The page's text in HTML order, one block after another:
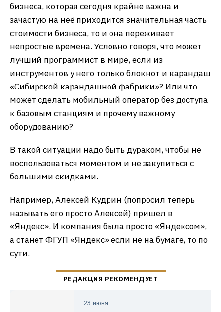
бизнеса, которая сегодня крайне важна и
зачастую на неё приходится значительная часть
стоимости бизнеса, то и она переживает
непростые времена. Условно говоря, что может
лучший программист в мире, если из
инструментов у него только блокнот и карандаш
«Сибирской карандашной фабрики»? Или что
может сделать мобильный оператор без доступа
к базовым станциям и прочему важному
оборудованию?
В такой ситуации надо быть дураком, чтобы не
воспользоваться моментом и не закупиться с
большими скидками.
Например, Алексей Кудрин (попросил теперь
называть его просто Алексей) пришел в
«Яндекс». И компания была просто «Яндексом»,
а станет ФГУП «Яндекс» если не на бумаге, то по
сути.
23 июня